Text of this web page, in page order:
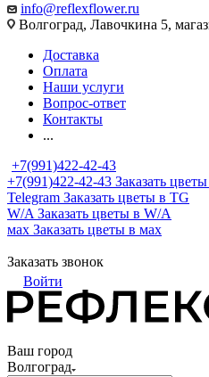
info@reflexflower.ru
Волгоград, Лавочкина 5,
Доставка
Оплата
Наши услуги
Вопрос-ответ
Контакты
...
+7(991)422-42-43
+7(991)422-42-43 Заказать
Telegram Заказать цветы в TG
W/A Заказать цветы в W/A
мах Заказать цветы в мах
Заказать звонок
Войти
Ваш город
Волгоград